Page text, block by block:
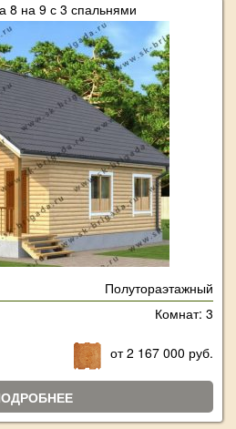
8 на 9 с 3 спальнями
Полутораэтажный
Комнат: 3
от 2 167 000 руб.